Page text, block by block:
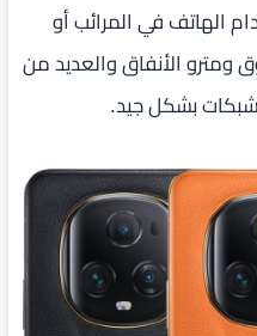
الهاتف في المرائب أو
ومترو الأنفاق والعديد من
بشكل جيد.